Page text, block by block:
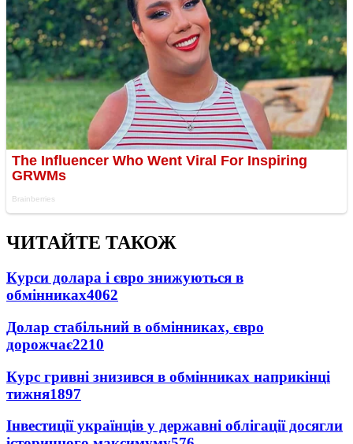
ЧИТАЙТЕ ТАКОЖ
Курси долара і євро знижуються в
обмінниках4062
Долар стабільний в обмінниках, євро
дорожчає2210
Курс гривні знизився в обмінниках наприкінці
тижня1897
Інвестиції українців у державні облігації досягли